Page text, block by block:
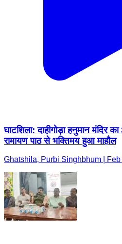
घाटशिला: दाहीगोड़ा हनुमान मंदिर
रामायण पाठ से भक्तिमय हुआ माहौल
Ghatshila, Purbi Singhbhum |